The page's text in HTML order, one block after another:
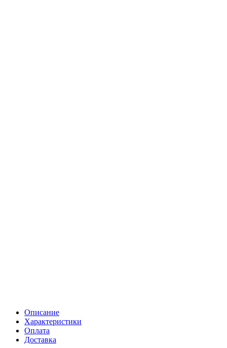
Описание
Характеристики
Оплата
Доставка